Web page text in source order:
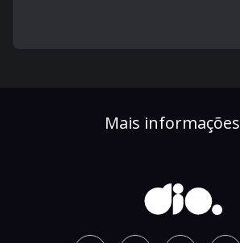
Mais informações